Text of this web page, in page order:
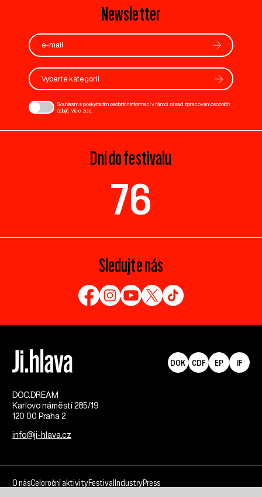
Newsletter
Vyberte kategorii
Souhlasím s poskytnutím osobních informací v rámci zásad zpracování osobních
údajů. Více zde
Dní do festivalu
76
Sledujte nás
DOC.DREAM​
Karlovo náměstí 285/19
120 00 Praha 2
info@ji-hlava.cz
DOK CDF EP IF
O násCeloroční aktivityFestival IndustryPress